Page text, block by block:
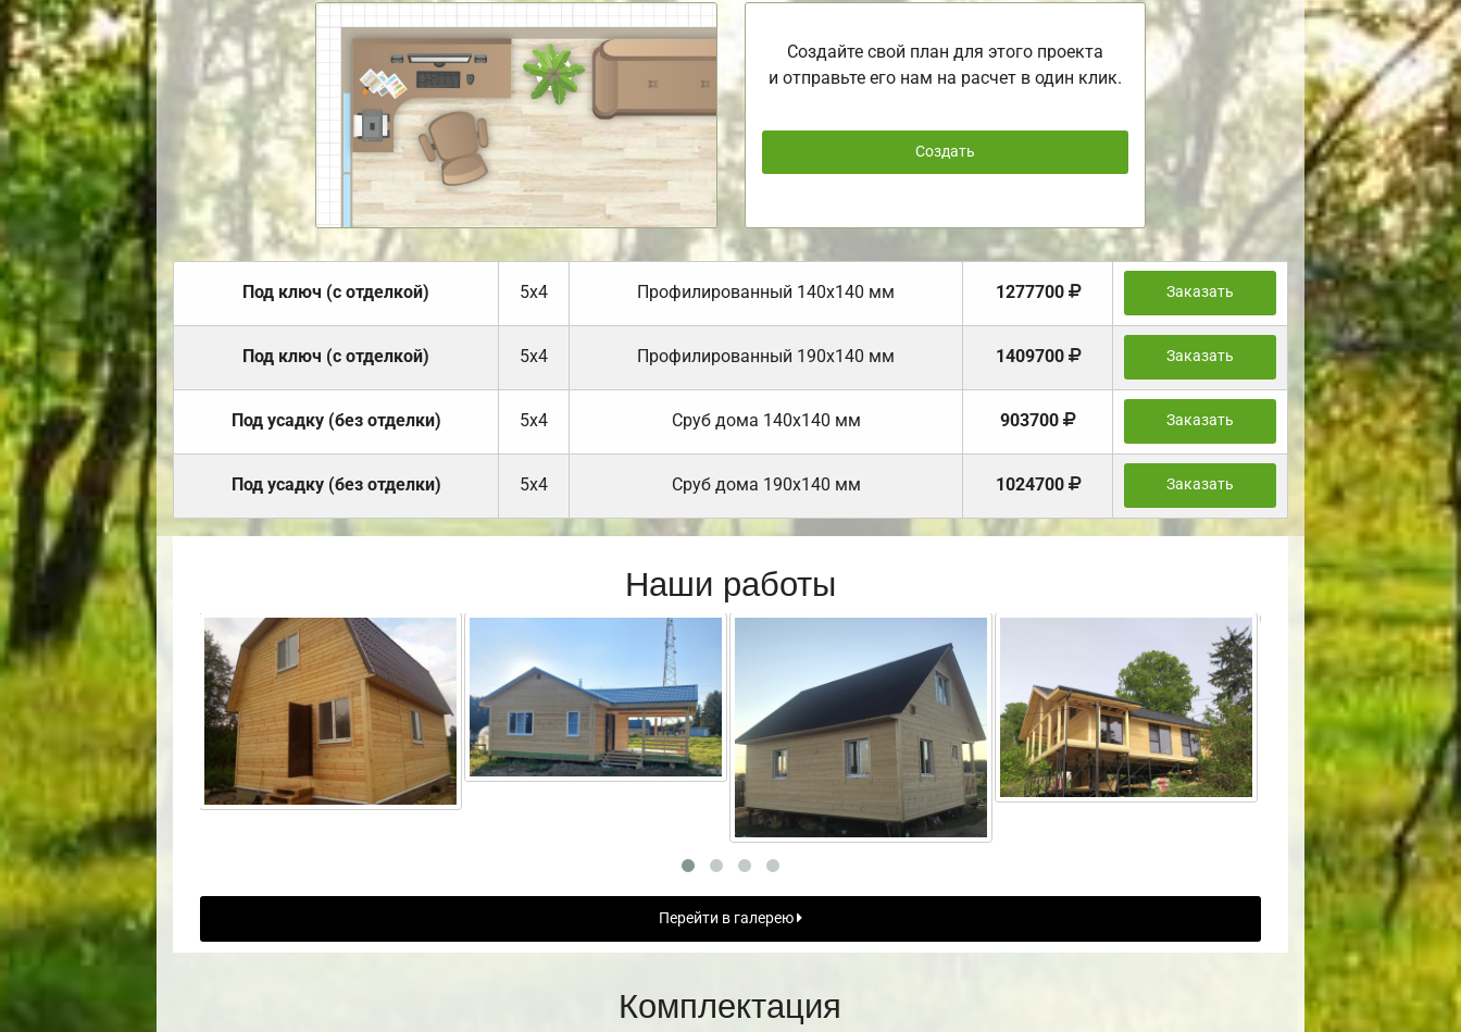
Создайте свой план для этого проекта
и отправьте его нам на расчет в один клик.
Создать
Под ключ (с отделкой) 5х4 Профилированный 140х140 мм 1277700 Заказать
Под ключ (с отделкой) 5х4 Профилированный 190х140 мм 1409700 Заказать
Под усадку (без отделки) 5х4 Cруб дома 140х140 мм 903700 Заказать
Под усадку (без отделки) 5х4 Cруб дома 190х140 мм 1024700 Заказать
Наши работы
Перейти в галерею
Комплектация